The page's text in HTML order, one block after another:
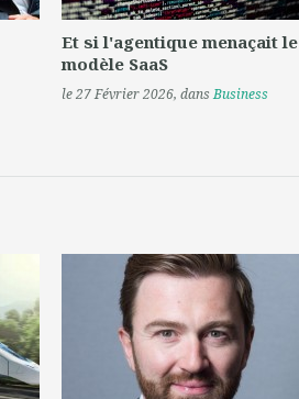
Et si l'agentique menaçait le
modèle SaaS
le 27 Février 2026, dansBusiness